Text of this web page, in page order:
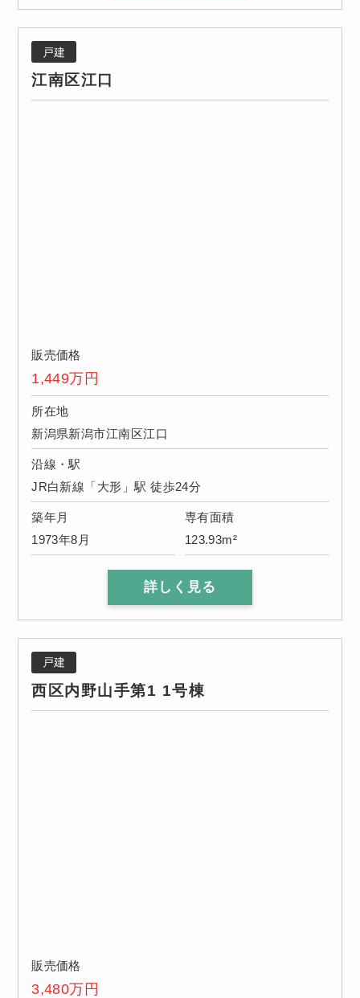
戸建
江南区江口
販売価格
1,449万円
所在地
新潟県新潟市江南区江口
沿線・駅
JR白新線「大形」駅 徒歩24分
築年月
1973年8月
専有面積
123.93m²
詳しく見る
戸建
西区内野山手第1 1号棟
販売価格
3,480万円